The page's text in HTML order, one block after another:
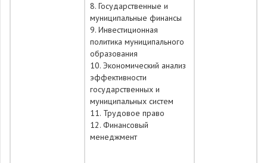
8. Государственные и
муниципальные финансы
9. Инвестиционная
политика муниципального
образования
10. Экономический анализ
эффективности
государственных и
муниципальных систем
11. Трудовое право
12. Финансовый
менеджмент